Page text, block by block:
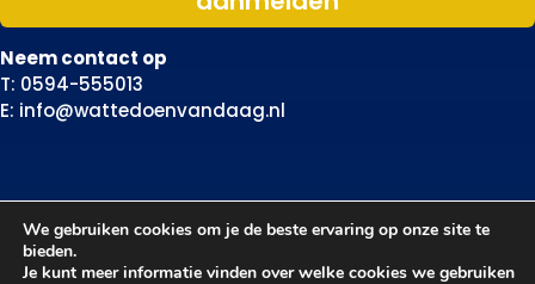
Neem contact op
T: 0594-555013
E: info@wattedoenvandaag.nl
We gebruiken cookies om je de beste ervaring op onze site te
bieden.
Je kunt meer informatie vinden over welke cookies we gebruiken